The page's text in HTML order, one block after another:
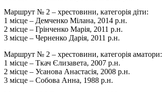
Маршрут № 2 – хрестовини, категорія діти:
1 місце – Демченко Мілана, 2014 р.н.
2 місце – Грінченко Марія, 2011 р.н.
3 місце – Черненко Дарія, 2011 р.н.
Маршрут № 2 – хрестовини, категорія аматори:
1 місце – Ткач Єлизавета, 2007 р.н.
2 місце – Усанова Анастасія, 2008 р.н.
3 місце – Собова Анна, 1988 р.н.